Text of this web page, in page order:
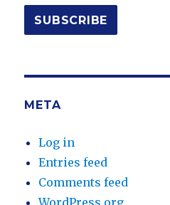
META
Log in
Entries feed
Comments feed